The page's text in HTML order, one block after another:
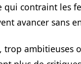
qui contraint les
avancer sans
trop ambitieuses